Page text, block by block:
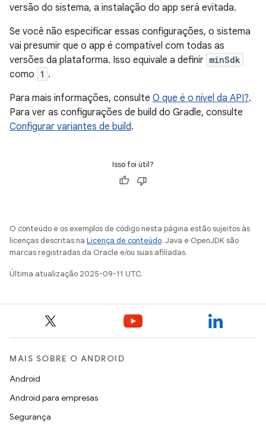
versão do sistema, a instalação do app será evitada.
Se você não especificar essas configurações, o sistema
vai presumir que o app é compatível com todas as
versões da plataforma. Isso equivale a definir minSdk
como 1 .
Para mais informações, consulte O que é o nível da API?.
Para ver as configurações de build do Gradle, consulte
Configurar variantes de build.
Isso foi útil?
O conteúdo e os exemplos de código nesta página estão sujeitos às
licenças descritas na Licença de conteúdo. Java e OpenJDK são
marcas registradas da Oracle e/ou suas afiliadas.
Última atualização 2025-09-11 UTC.
MAIS SOBRE O ANDROID
Android
Android para empresas
Segurança